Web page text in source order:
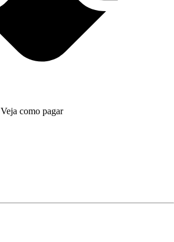
Veja como pagar